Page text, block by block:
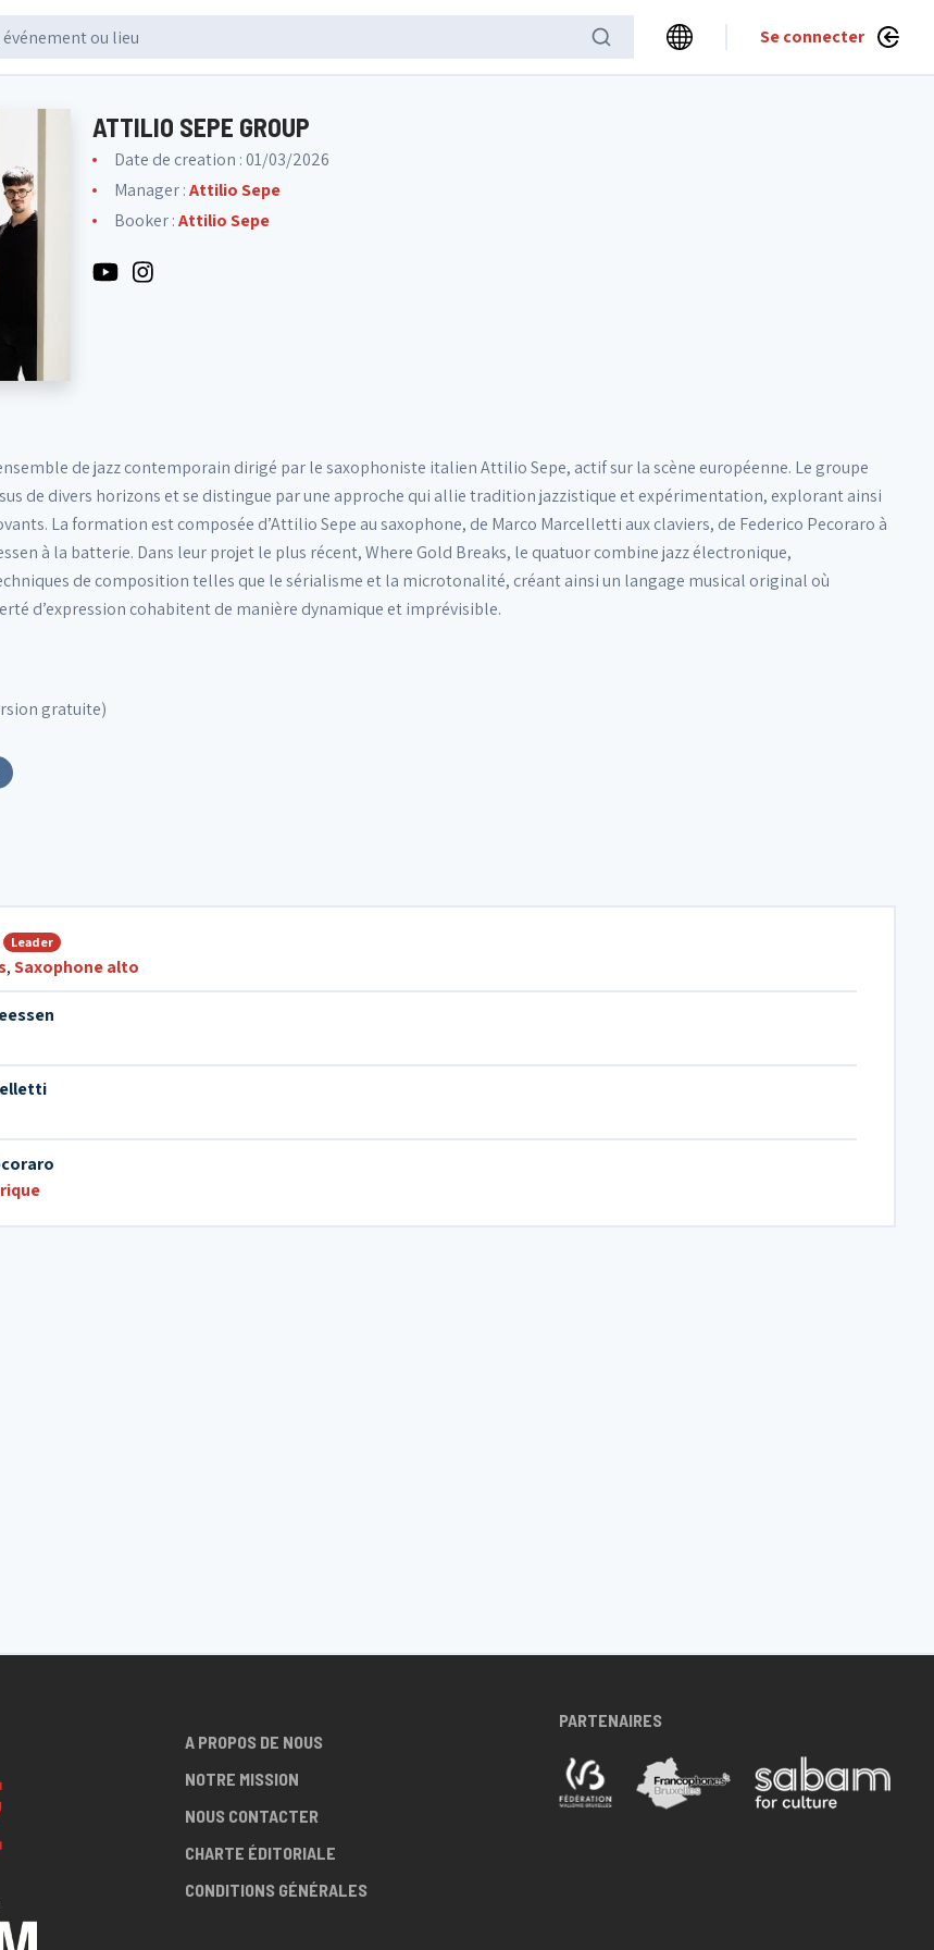
Se connecter
ATTILIO SEPE GROUP
Date de creation : 01/03/2026
Manager :Attilio Sepe
Booker :Attilio Sepe
de jazz contemporain dirigé par le saxophoniste italien Attilio Sepe, actif sur la scène européenne. Le groupe
de divers horizons et se distingue par une approche qui allie tradition jazzistique et expérimentation, explorant ainsi
La formation est composée d’Attilio Sepe au saxophone, de Marco Marcelletti aux claviers, de Federico Pecoraro à
à la batterie. Dans leur projet le plus récent, Where Gold Breaks, le quatuor combine jazz électronique,
de composition telles que le sérialisme et la microtonalité, créant ainsi un langage musical original où
d’expression cohabitent de manière dynamique et imprévisible.
gratuite)
Leader
,Saxophone alto
A PROPOS DE NOUS
NOTRE MISSION
NOUS CONTACTER
CHARTE ÉDITORIALE
CONDITIONS GÉNÉRALES
PARTENAIRES